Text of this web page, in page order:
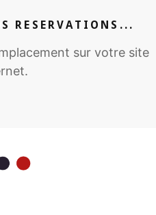
RESERVATIONS...
sur votre site